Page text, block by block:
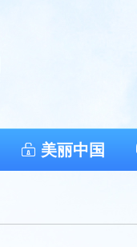
美丽中国